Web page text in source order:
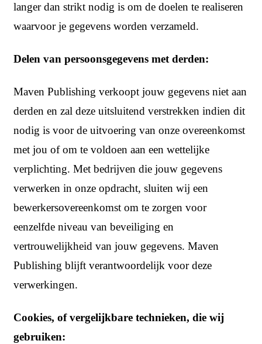
langer dan strikt nodig is om de doelen te realiseren
waarvoor je gegevens worden verzameld.
Delen van persoonsgegevens met derden:
Maven Publishing verkoopt jouw gegevens niet aan
derden en zal deze uitsluitend verstrekken indien dit
nodig is voor de uitvoering van onze overeenkomst
met jou of om te voldoen aan een wettelijke
verplichting. Met bedrijven die jouw gegevens
verwerken in onze opdracht, sluiten wij een
bewerkersovereenkomst om te zorgen voor
eenzelfde niveau van beveiliging en
vertrouwelijkheid van jouw gegevens. Maven
Publishing blijft verantwoordelijk voor deze
verwerkingen.
Cookies, of vergelijkbare technieken, die wij
gebruiken: